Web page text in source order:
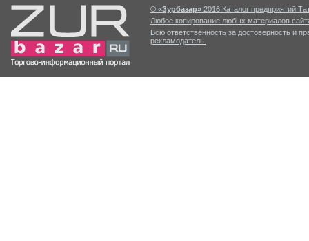
© «Зурбазар» 2016 Каталог предприятий
Любое копирование любых материалов
Всю ответственность за достоверность и
рекламодатель.